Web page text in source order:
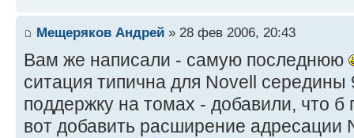
Мещеряков Андрей » 28 фев 2006, 20:43
Вам же написали - самую последнюю
ситация типична для Novell
поддержку на томах - добавили, что
вот добавить расширение адресации